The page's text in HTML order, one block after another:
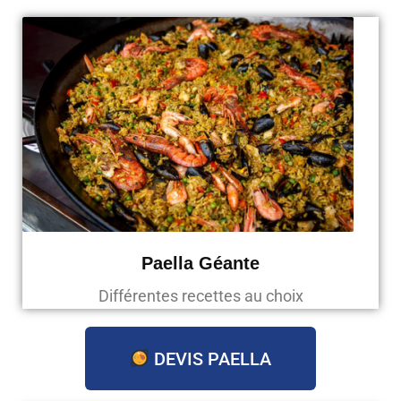
Paella Géante
Différentes recettes au choix
DEVIS PAELLA